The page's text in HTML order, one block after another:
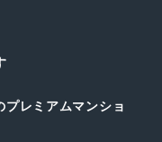
レミアムマンショ